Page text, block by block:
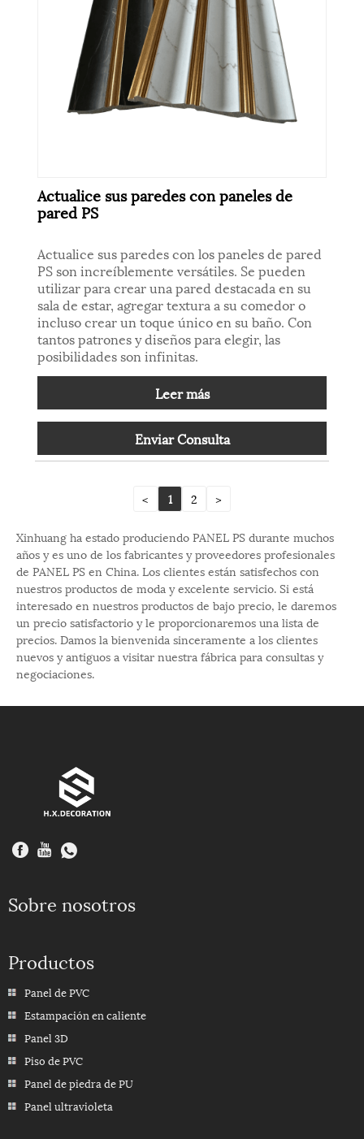
Actualice sus paredes con paneles de
pared PS
Actualice sus paredes con los paneles de pared
PS son increíblemente versátiles. Se pueden
utilizar para crear una pared destacada en su
sala de estar, agregar textura a su comedor o
incluso crear un toque único en su baño. Con
tantos patrones y diseños para elegir, las
posibilidades son infinitas.
Leer más
Enviar Consulta
< 1 2 >
Xinhuang ha estado produciendo PANEL PS durante muchos
años y es uno de los fabricantes y proveedores profesionales
de PANEL PS en China. Los clientes están satisfechos con
nuestros productos de moda y excelente servicio. Si está
interesado en nuestros productos de bajo precio, le daremos
un precio satisfactorio y le proporcionaremos una lista de
precios. Damos la bienvenida sinceramente a los clientes
nuevos y antiguos a visitar nuestra fábrica para consultas y
negociaciones.
Sobre nosotros
Productos
Panel de PVC
Estampación en caliente
Panel 3D
Piso de PVC
Panel de piedra de PU
Panel ultravioleta